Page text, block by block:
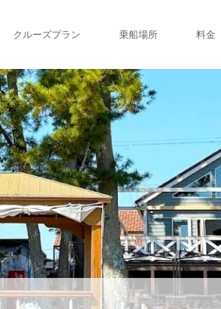
クルーズプラン 乗船場所 料金